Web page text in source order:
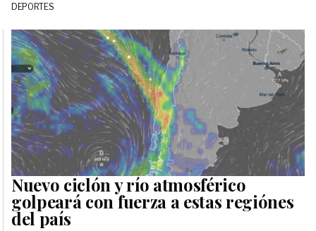
DEPORTES
Nuevo ciclón y río atmosférico
golpeará con fuerza a estas regiónes
del país